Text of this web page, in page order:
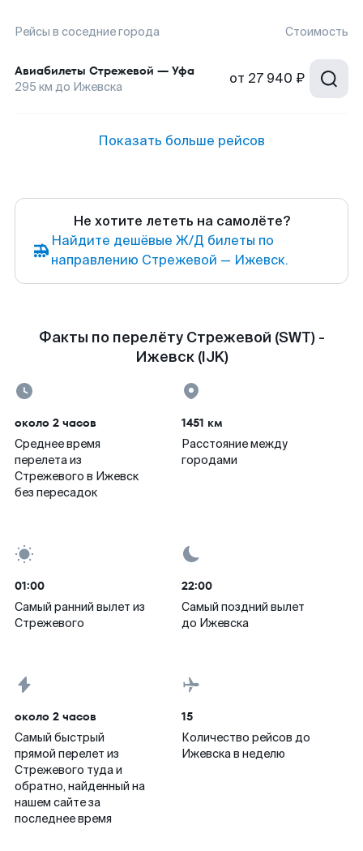
Рейсы в соседние города Стоимость
Авиабилеты Стрежевой — Уфа
295 км до Ижевска от 27 940 ₽
Показать больше рейсов
Не хотите лететь на самолёте?
Найдите дешёвые Ж/Д билеты по
направлению Стрежевой — Ижевск.
Факты по перелёту Стрежевой (SWT) -
Ижевск (IJK)
около 2 часов
Среднее время
перелета из
Стрежевого в Ижевск
без пересадок
1451 км
Расстояние между
городами
01:00
Самый ранний вылет из
Стрежевого
22:00
Самый поздний вылет
до Ижевска
около 2 часов
Самый быстрый
прямой перелет из
Стрежевого туда и
обратно, найденный на
нашем сайте за
последнее время
15
Количество рейсов до
Ижевска в неделю